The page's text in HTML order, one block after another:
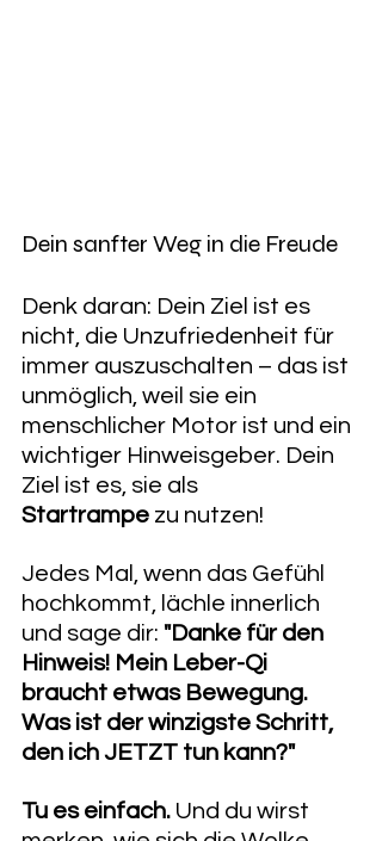
​Dein sanfter Weg in die Freude
Denk daran: Dein Ziel ist es
nicht, die Unzufriedenheit für
immer auszuschalten – das ist
unmöglich, weil sie ein
menschlicher Motor ist und ein
wichtiger Hinweisgeber. Dein
Ziel ist es, sie als
Startrampe zu nutzen!
​Jedes Mal, wenn das Gefühl
hochkommt, lächle innerlich
und sage dir: "Danke für den
Hinweis! Mein Leber-Qi
braucht etwas Bewegung.
Was ist der winzigste Schritt,
den ich JETZT tun kann?"
Tu es einfach. Und du wirst